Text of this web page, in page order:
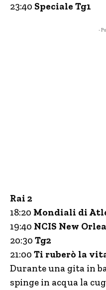
23:40 Speciale Tg1
-
Rai 2
18:20 Mondiali di
19:40 NCIS New
20:30 Tg2
21:00 Ti ruberò la
Durante una gita in
spinge in acqua la